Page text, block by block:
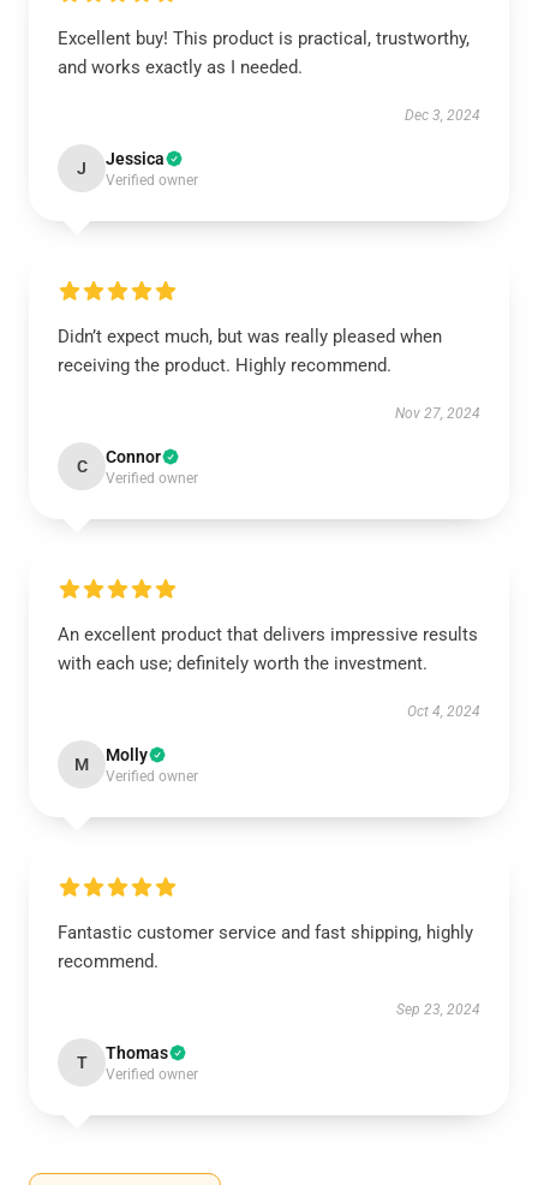
Excellent buy! This product is practical, trustworthy,
and works exactly as I needed.
Dec 3, 2024
J Jessica
Verified owner
Didn’t expect much, but was really pleased when
receiving the product. Highly recommend.
Nov 27, 2024
C Connor
Verified owner
An excellent product that delivers impressive results
with each use; definitely worth the investment.
Oct 4, 2024
M Molly
Verified owner
Fantastic customer service and fast shipping, highly
recommend.
Sep 23, 2024
T Thomas
Verified owner